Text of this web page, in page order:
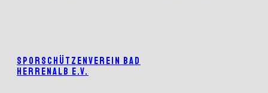
Sporschützenverein Bad
Herrenalb e.V.